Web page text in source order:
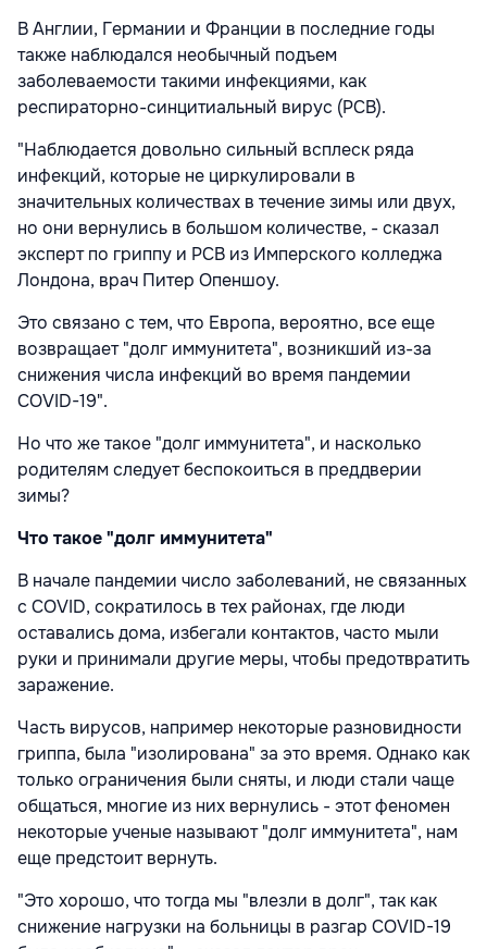
В Англии, Германии и Франции в последние годы
также наблюдался необычный подъем
заболеваемости такими инфекциями, как
респираторно-синцитиальный вирус (РСВ).
"Наблюдается довольно сильный всплеск ряда
инфекций, которые не циркулировали в
значительных количествах в течение зимы или двух,
но они вернулись в большом количестве, - сказал
эксперт по гриппу и РСВ из Имперского колледжа
Лондона, врач Питер Опеншоу.
Это связано с тем, что Европа, вероятно, все еще
возвращает "долг иммунитета", возникший из-за
снижения числа инфекций во время пандемии
COVID-19".
Но что же такое "долг иммунитета", и насколько
родителям следует беспокоиться в преддверии
зимы?
Что такое "долг иммунитета"
В начале пандемии число заболеваний, не связанных
с COVID, сократилось в тех районах, где люди
оставались дома, избегали контактов, часто мыли
руки и принимали другие меры, чтобы предотвратить
заражение.
Часть вирусов, например некоторые разновидности
гриппа, была "изолирована" за это время. Однако как
только ограничения были сняты, и люди стали чаще
общаться, многие из них вернулись - этот феномен
некоторые ученые называют "долг иммунитета", нам
еще предстоит вернуть.
"Это хорошо, что тогда мы "влезли в долг", так как
снижение нагрузки на больницы в разгар COVID-19